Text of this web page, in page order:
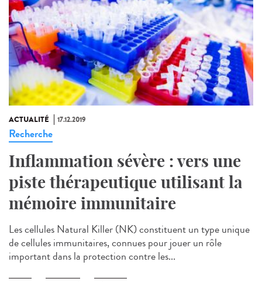
ACTUALITÉ 17.12.2019
Recherche
Inflammation sévère : vers une
piste thérapeutique utilisant la
mémoire immunitaire
Les cellules Natural Killer (NK) constituent un type unique
de cellules immunitaires, connues pour jouer un rôle
important dans la protection contre les...